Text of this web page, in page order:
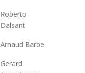
Roberto
Dalsant
Arnaud Barbe
Gerard